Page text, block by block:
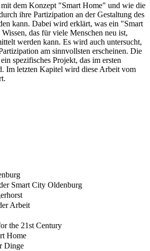
dem Konzept "Smart Home" und wie die
ihre Partizipation an der Gestaltung des
kann. Dabei wird erklärt, was ein "Smart
das für viele Menschen neu ist,
werden kann. Es wird auch untersucht,
am sinnvollsten erscheinen. Die
spezifisches Projekt, das im ersten
Im letzten Kapitel wird diese Arbeit vom
Smart City Oldenburg
Arbeit
the 21st Century
Home
Dinge